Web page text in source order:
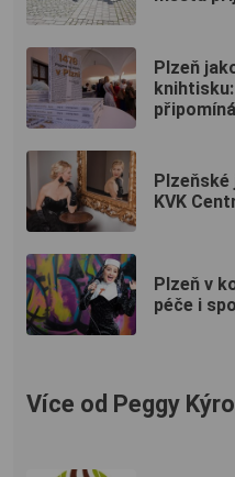
Plzeň
KVK
Plzeň v
péče i
Více od Peggy